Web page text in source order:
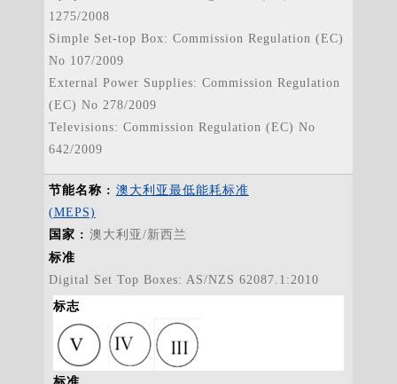
1275/2008
Simple Set-top Box: Commission Regulation (EC)
No 107/2009
External Power Supplies: Commission Regulation
(EC) No 278/2009
Televisions: Commission Regulation (EC) No
642/2009
澳大利亚最低能耗标准
(MEPS)
澳大利亚/新西兰
标准
Digital Set Top Boxes: AS/NZS 62087.1:2010
标志